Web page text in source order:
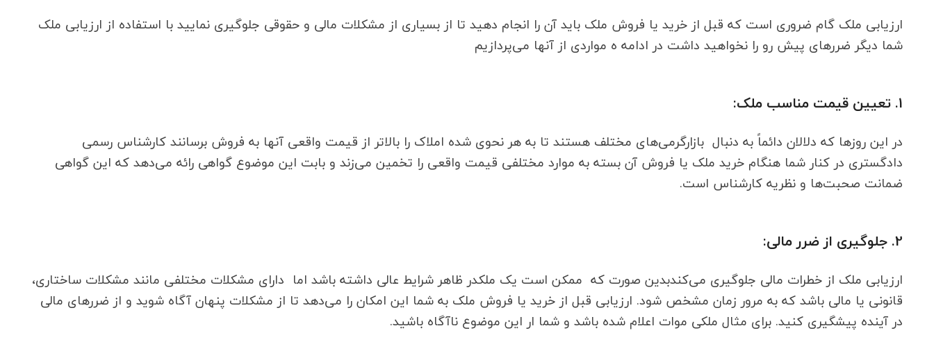
ارزیابی ملک گام ضروری است که قبل از خرید یا فروش ملک باید آن را انجام دهید تا از بسیاری از مشکلات مالی و حقوقی جلوگیری نمایید با استفاده از ارزیابی ملک
شما دیگر ضررهای پیش رو را نخواهید داشت در ادامه ه مواردی از آنها می‌پردازیم
1. تعیین قیمت مناسب ملک:
در این روزها که دلالان دائماً به دنبال بازارگرمی‌های مختلف هستند تا به هر نحوی شده املاک را بالاتر از قیمت واقعی آنها به فروش برسانند کارشناس رسمی
دادگستری در کنار شما هنگام خرید ملک یا فروش آن بسته به موارد مختلفی قیمت واقعی را تخمین می‌زند و بابت این موضوع گواهی رائه می‌دهد که این گواهی
ضمانت صحبت‌ها و نظریه کارشناس است.
2. جلوگیری از ضرر مالی:
ارزیابی ملک از خطرات مالی جلوگیری می‌کندبدین صورت که ممکن است یک ملکدر ظاهر شرایط عالی داشته باشد اما دارای مشکلات مختلفی مانند مشکلات ساختاری،
قانونی یا مالی باشد که به مرور زمان مشخص شود. ارزیابی قبل از خرید یا فروش ملک به شما این امکان را می‌دهد تا از مشکلات پنهان آگاه شوید و از ضررهای مالی
در آینده پیشگیری کنید. برای مثال ملکی موات اعلام شده باشد و شما ار این موضوع ناآگاه باشید.